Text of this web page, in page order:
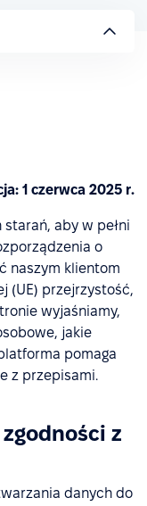
1 czerwca 2025 r.
starań, aby w pełni
o
naszym klientom
(UE) przejrzystość,
wyjaśniamy,
jakie
pomaga
z przepisami.
z
danych do